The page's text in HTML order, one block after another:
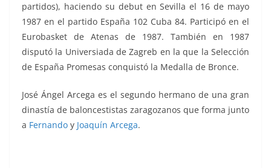
partidos), haciendo su debut en Sevilla el 16 de mayo
1987 en el partido España 102 Cuba 84. Participó en el
Eurobasket de Atenas de 1987. También en 1987
disputó la Universiada de Zagreb en la que la Selección
de España Promesas conquistó la Medalla de Bronce.
José Ángel Arcega es el segundo hermano de una gran
dinastía de baloncestistas zaragozanos que forma junto
a Fernando y Joaquín Arcega.